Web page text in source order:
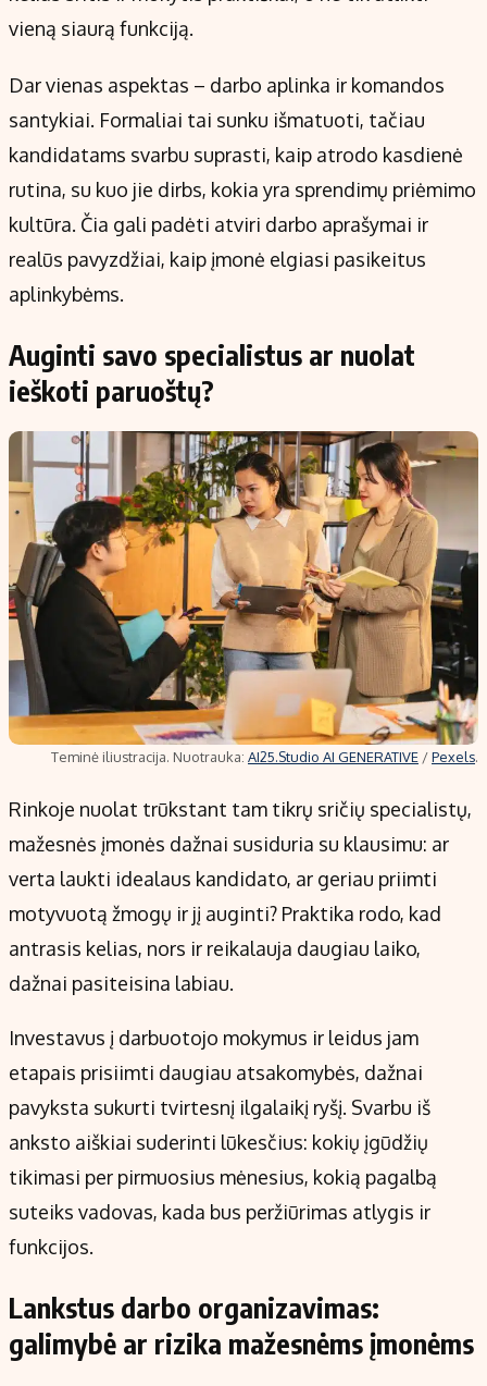
vieną siaurą funkciją.
Dar vienas aspektas – darbo aplinka ir komandos
santykiai. Formaliai tai sunku išmatuoti, tačiau
kandidatams svarbu suprasti, kaip atrodo kasdienė
rutina, su kuo jie dirbs, kokia yra sprendimų priėmimo
kultūra. Čia gali padėti atviri darbo aprašymai ir
realūs pavyzdžiai, kaip įmonė elgiasi pasikeitus
aplinkybėms.
Auginti savo specialistus ar nuolat
ieškoti paruoštų?
Teminė iliustracija. Nuotrauka: AI25.Studio AI GENERATIVE /Pexels.
Rinkoje nuolat trūkstant tam tikrų sričių specialistų,
mažesnės įmonės dažnai susiduria su klausimu: ar
verta laukti idealaus kandidato, ar geriau priimti
motyvuotą žmogų ir jį auginti? Praktika rodo, kad
antrasis kelias, nors ir reikalauja daugiau laiko,
dažnai pasiteisina labiau.
Investavus į darbuotojo mokymus ir leidus jam
etapais prisiimti daugiau atsakomybės, dažnai
pavyksta sukurti tvirtesnį ilgalaikį ryšį. Svarbu iš
anksto aiškiai suderinti lūkesčius: kokių įgūdžių
tikimasi per pirmuosius mėnesius, kokią pagalbą
suteiks vadovas, kada bus peržiūrimas atlygis ir
funkcijos.
Lankstus darbo organizavimas:
galimybė ar rizika mažesnėms įmonėms